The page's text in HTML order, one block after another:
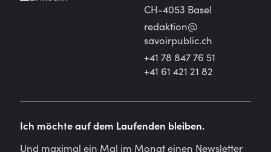
CH-4053 Basel
redaktion@
savoirpublic.ch
+41 78 847 76 51
+41 61 421 21 82
Ich möchte auf dem Laufenden bleiben.
Und maximal ein Mal im Monat einen Newsletter